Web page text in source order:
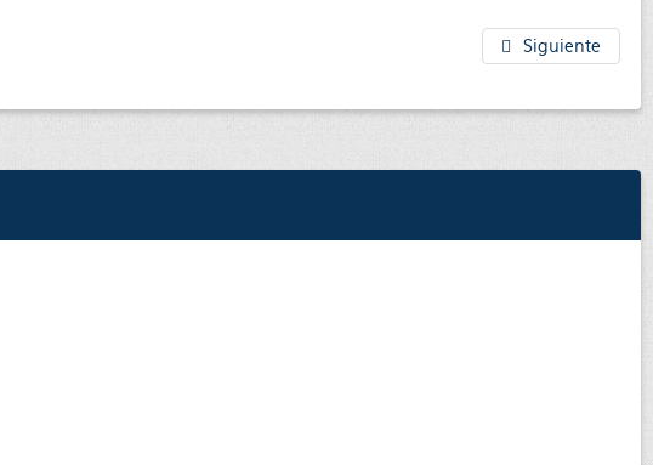
Siguiente